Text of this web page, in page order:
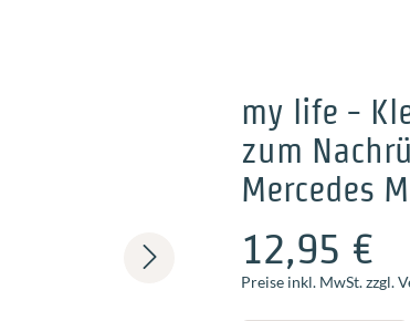
my life -
zum
Mercedes
12,95 €
Preise inkl. MwSt. zzgl.